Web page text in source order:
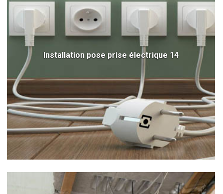
Installation pose prise électrique 14